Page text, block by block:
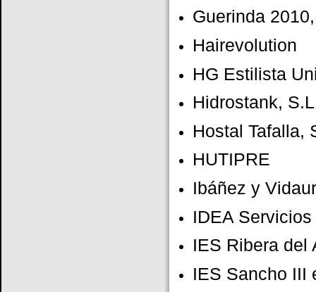
Guerinda
Hairevolution
HG Estilista
Hidrostank,
Hostal Tafalla,
HUTIPRE
Ibáñez y
IDEA
IES Ribera del
IES Sancho III